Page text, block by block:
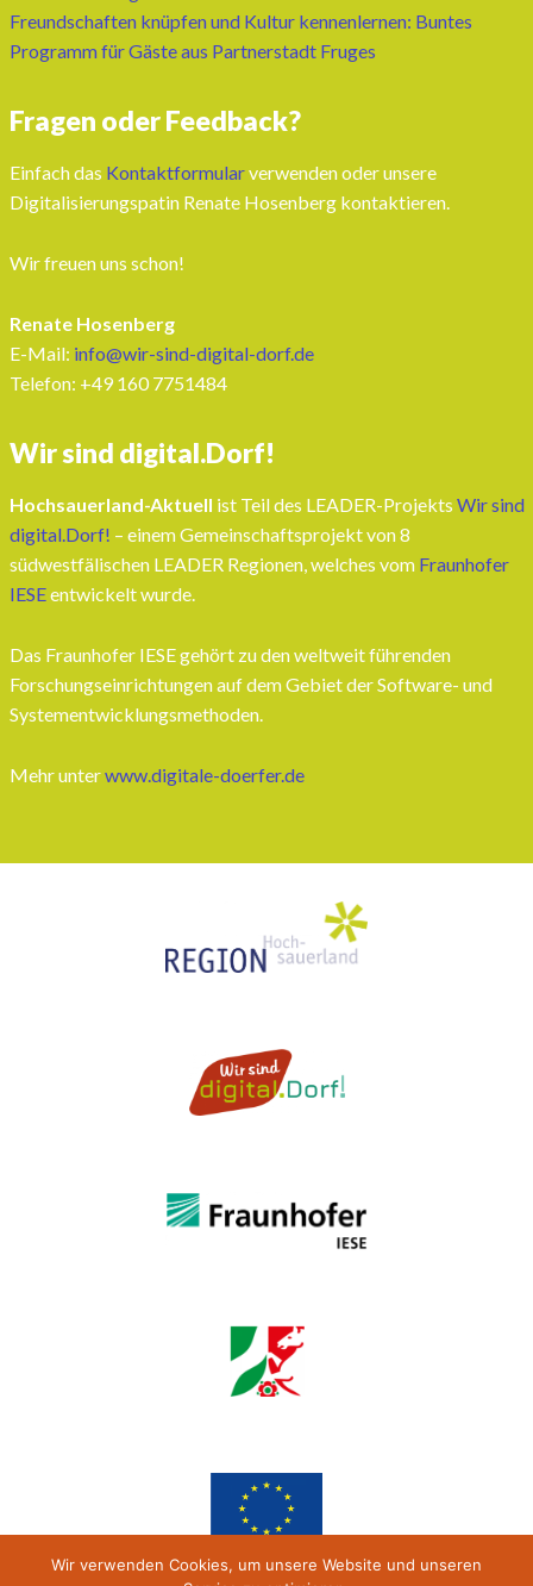
Freundschaften knüpfen und Kultur kennenlernen: Buntes
Programm für Gäste aus Partnerstadt Fruges
Fragen oder Feedback?
Einfach das Kontaktformularverwenden oder unsere
Digitalisierungspatin Renate Hosenberg kontaktieren.
Wir freuen uns schon!
Renate Hosenberg
E-Mail: info@wir-sind-digital-dorf.de
Telefon: ‭+49 160 7751484‬
Wir sind digital.Dorf!
Hochsauerland-Aktuell ist Teil des LEADER-Projekts Wir sind
digital.Dorf! – einem Gemeinschaftsprojekt von 8
südwestfälischen LEADER Regionen, welches vom Fraunhofer
IESEentwickelt wurde.
Das Fraunhofer IESE gehört zu den weltweit führenden
Forschungseinrichtungen auf dem Gebiet der Software- und
Systementwicklungsmethoden.
Mehr unterwww.digitale-doerfer.de
Wir verwenden Cookies, um unsere Website und unseren